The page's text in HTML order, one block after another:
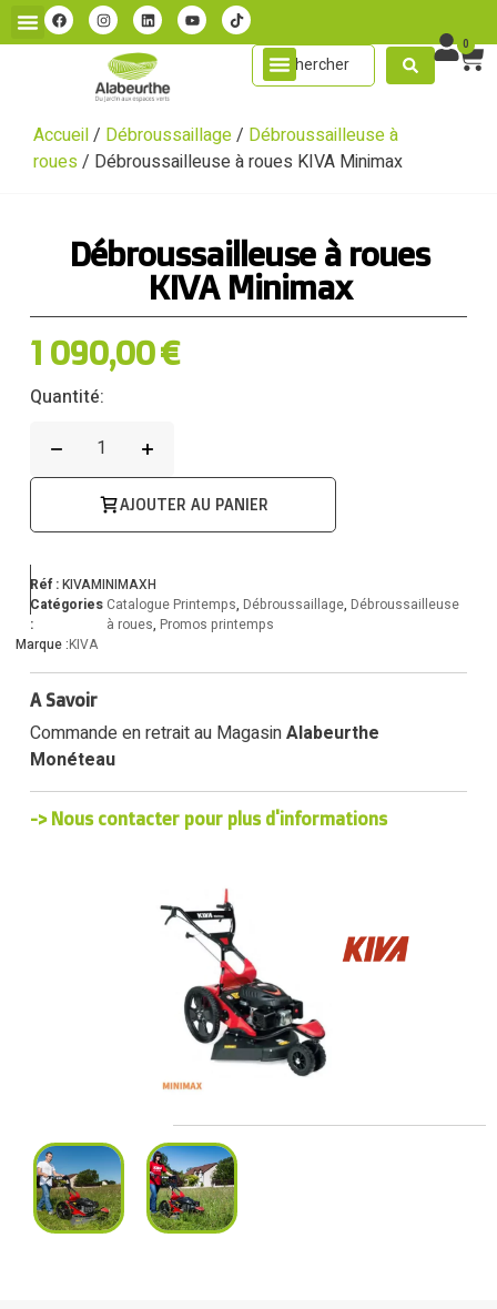
0
Accueil/ Débroussaillage/ Débroussailleuse à
roues / Débroussailleuse à roues KIVA Minimax
Débroussailleuse à roues
KIVA Minimax
1 090,00€
Quantité:
AJOUTER AU PANIER
Réf :KIVAMINIMAXH
Catégories
:
Catalogue Printemps, Débroussaillage, Débroussailleuse
à roues, Promos printemps
Marque :KIVA
A Savoir
Commande en retrait au MagasinAlabeurthe
Monéteau
-> Nous contacter pour plus d'informations